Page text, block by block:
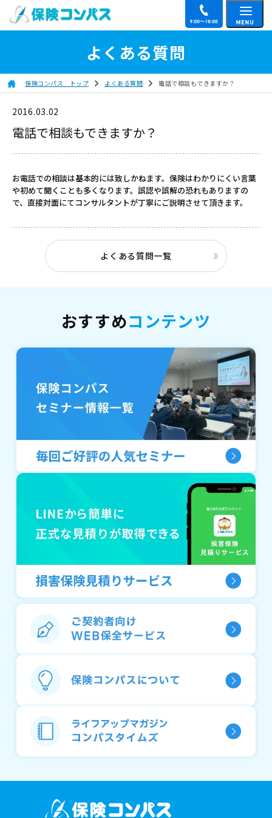
よくある質問
保険コンパス トップ よくある質問 電話で相談もできますか？
2016.03.02
電話で相談もできますか？
お電話での相談は基本的には致しかねます。保険はわかりにくい言葉
や初めて聞くことも多くなります。誤認や誤解の恐れもありますの
で、直接対面にてコンサルタントが丁寧にご説明させて頂きます。
よくある質問一覧
おすすめコンテンツ